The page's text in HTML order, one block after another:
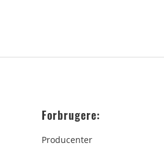
Forbrugere:
Producenter